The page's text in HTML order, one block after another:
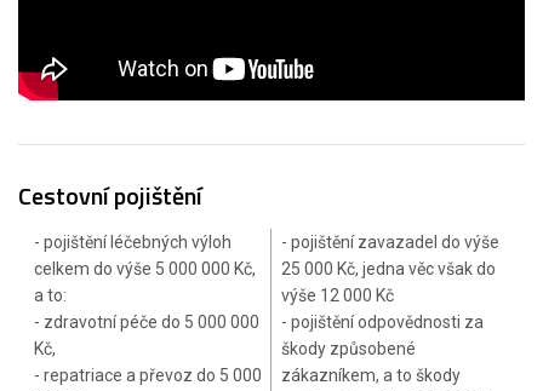
Cestovní pojištění
- pojištění léčebných výloh
celkem do výše 5 000 000 Kč,
a to:
- zdravotní péče do 5 000 000
Kč,
- repatriace a převoz do 5 000
- pojištění zavazadel do výše
25 000 Kč, jedna věc však do
výše 12 000 Kč
- pojištění odpovědnosti za
škody způsobené
zákazníkem, a to škody